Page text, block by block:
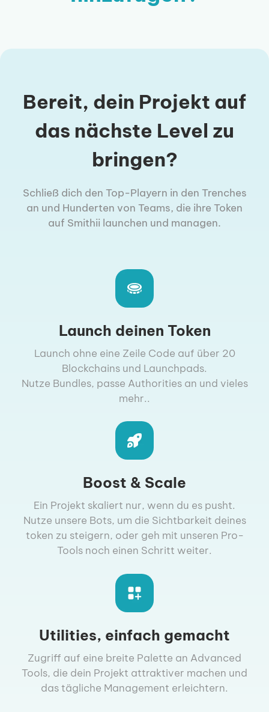
Bereit, dein Projekt auf
das nächste Level zu
bringen?
Schließ dich den Top-Playern in den Trenches
an und Hunderten von Teams, die ihre Token
auf Smithii launchen und managen.
Launch deinen Token
Launch ohne eine Zeile Code auf über 20
Blockchains und Launchpads.
Nutze Bundles, passe Authorities an und vieles
mehr..
Boost & Scale
Ein Projekt skaliert nur, wenn du es pusht.
Nutze unsere Bots, um die Sichtbarkeit deines
token zu steigern, oder geh mit unseren Pro-
Tools noch einen Schritt weiter.
Utilities, einfach gemacht
Zugriff auf eine breite Palette an Advanced
Tools, die dein Projekt attraktiver machen und
das tägliche Management erleichtern.